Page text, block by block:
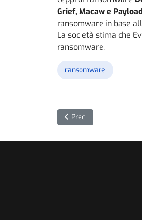
Grief, Macaw e
ransomware in base
La società stima che
ransomware.
ransomware
Articolo precedente:
Prec